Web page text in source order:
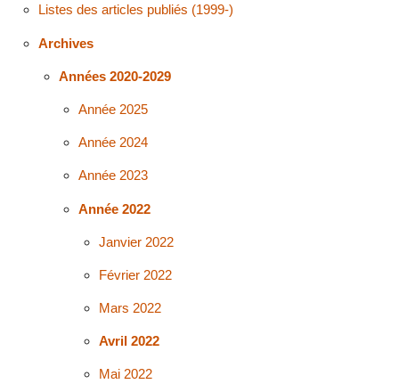
Listes des articles publiés (1999-)
Archives
Années 2020-2029
Année 2025
Année 2024
Année 2023
Année 2022
Janvier 2022
Février 2022
Mars 2022
Avril 2022
Mai 2022